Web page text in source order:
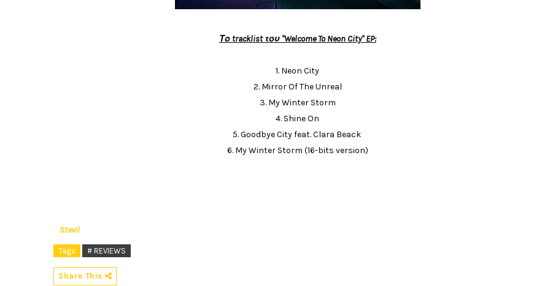
Το tracklist του "Welcome To Neon City" EP:
1. Neon City
2. Mirror Of The Unreal
3. My Winter Storm
4. Shine On
5. Goodbye City feat. Clara Beack
6. My Winter Storm (16-bits version)
Stevil
Tags # REVIEWS
Share This